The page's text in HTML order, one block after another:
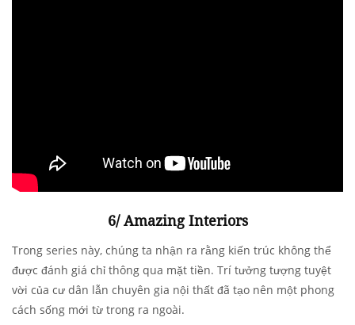
6/ Amazing Interiors
Trong series này, chúng ta nhận ra rằng kiến trúc không thể
được đánh giá chỉ thông qua mặt tiền. Trí tưởng tượng tuyệt
vời của cư dân lẫn chuyên gia nội thất đã tạo nên một phong
cách sống mới từ trong ra ngoài.